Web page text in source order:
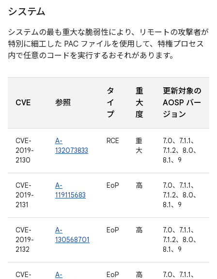
システム
システムの最も重大な脆弱性により、リモートの攻撃者が
特別に細工した PAC ファイルを使用して、特権プロセス
内で任意のコードを実行するおそれがあります。
CVE 参照
タ
イ
プ
重
大
度
更新対象の
AOSP バー
ジョン
CVE-
2019-
2130
A-
132073833
RCE
重
大
7.0、7.1.1、
7.1.2、8.0、
8.1、9
CVE-
2019-
2131
A-
119115683
EoP 高
7.0、7.1.1、
7.1.2、8.0、
8.1、9
CVE-
2019-
2132
A-
130568701
EoP 高
7.0、7.1.1、
7.1.2、8.0、
8.1、9
CVE-
A-
EoP 高
7.0、7.1.1、